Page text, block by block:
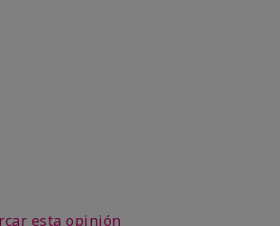
esta opinión